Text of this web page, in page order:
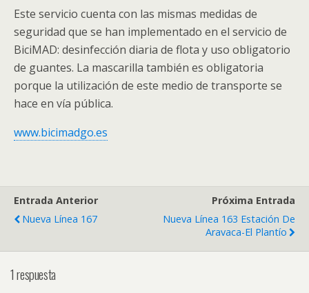
Este servicio cuenta con las mismas medidas de
seguridad que se han implementado en el servicio de
BiciMAD: desinfección diaria de flota y uso obligatorio
de guantes. La mascarilla también es obligatoria
porque la utilización de este medio de transporte se
hace en vía pública.
www.bicimadgo.es
Entrada Anterior
Nueva Línea 167
Próxima Entrada
Nueva Línea 163 Estación De
Aravaca-El Plantío
1 respuesta